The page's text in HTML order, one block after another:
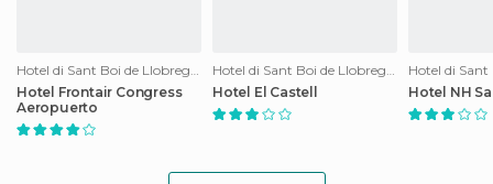
Hotel di Sant Boi de Llobregat
Hotel Frontair Congress
Aeropuerto
Hotel di Sant Boi de Llobregat
Hotel El Castell
Hotel NH